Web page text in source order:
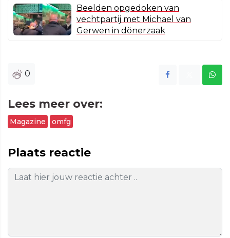
Beelden opgedoken van
vechtpartij met Michael van
Gerwen in dönerzaak
0
Lees meer over:
Magazine omfg
Plaats reactie